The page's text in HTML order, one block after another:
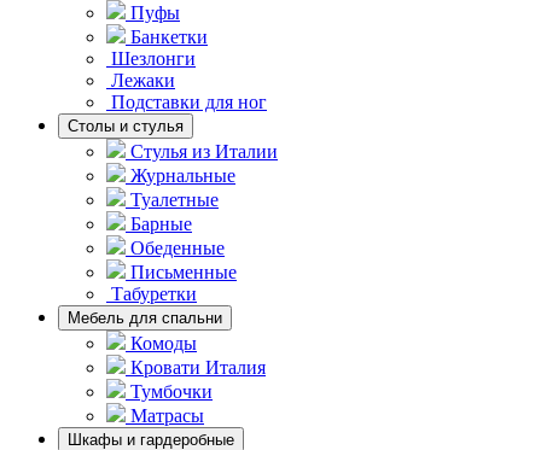
Пуфы
Банкетки
Шезлонги
Лежаки
Подставки для ног
Столы и стулья
Стулья из Италии
Журнальные
Туалетные
Барные
Обеденные
Письменные
Табуретки
Мебель для спальни
Комоды
Кровати Италия
Тумбочки
Матрасы
Шкафы и гардеробные